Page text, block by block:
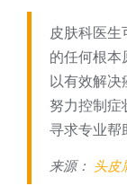
皮肤科医
的任何根本
以有效解决
努力控制症
寻求专业帮
来源： 头皮